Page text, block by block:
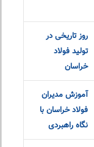
روز تاریخی در
تولید فولاد
خراسان
آموزش مدیران
فولاد خراسان با
نگاه راهبردی